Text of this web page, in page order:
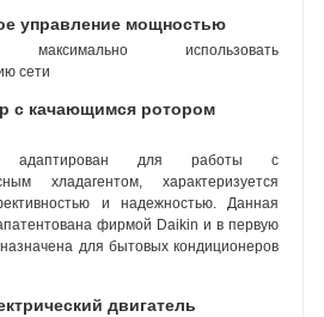
управление мощностью
максимально использовать
сети
с качающимся ротором
адаптирован для работы с
хладагентом, характеризуется
и надежностью. Данная
фирмой Daikin и в первую
для бытовых кондиционеров
двигатель